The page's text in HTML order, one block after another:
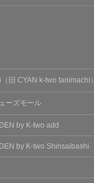
旧 CYAN k-two tanimachi）
ーズモール
by K-two add
by K-two Shinsaibashi